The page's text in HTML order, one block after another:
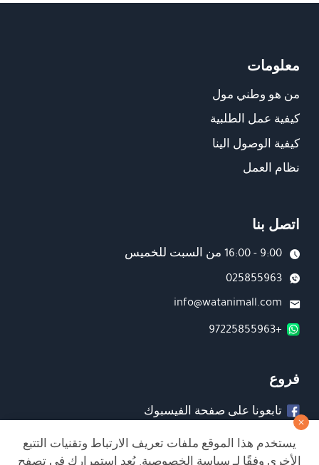
معلومات
من هو وطني مول
كيفية عمل الطلبية
كيفية الوصول الينا
نظام العمل
اتصل بنا
9:00 - 16:00 من السبت للخميس
025855963
info@watanimall.com
+97225855963
فروع
تابعونا على صفحة الفيسبوك
يستخدم هذا الموقع ملفات تعريف الارتباط وتقنيات التتبع
الأخرى وفقًا لـسياسة الخصوصية. يُعد استمرارك في تصفح